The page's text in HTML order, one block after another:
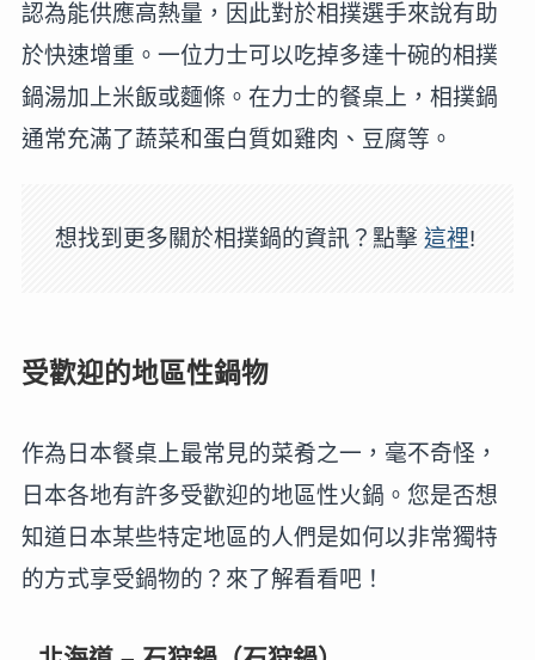
認為能供應高熱量，因此對於相撲選手來說有助
於快速增重。一位力士可以吃掉多達十碗的相撲
鍋湯加上米飯或麵條。在力士的餐桌上，相撲鍋
通常充滿了蔬菜和蛋白質如雞肉、豆腐等。
想找到更多關於相撲鍋的資訊？點擊這裡!
受歡迎的地區性鍋物
作為日本餐桌上最常見的菜肴之一，毫不奇怪，
日本各地有許多受歡迎的地區性火鍋。您是否想
知道日本某些特定地區的人們是如何以非常獨特
的方式享受鍋物的？來了解看看吧！